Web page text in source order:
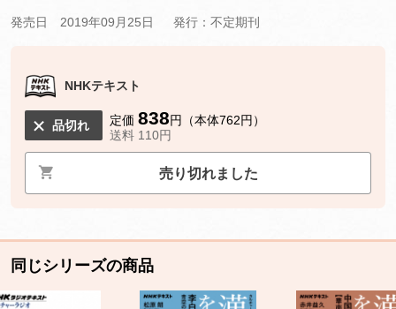
発売日 2019年09月25日 発行：不定期刊
NHKテキスト
品切れ 定価 838円（本体762円）
送料 110円
売り切れました
同じシリーズの商品